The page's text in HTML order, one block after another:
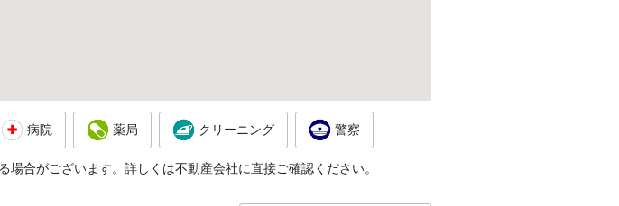
病院 薬局 クリーニング 警察
合がございます。詳しくは不動産会社に直接ご確認ください。